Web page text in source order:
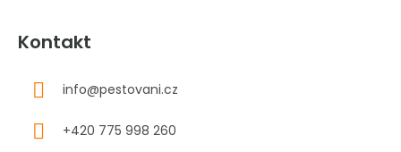
Kontakt
info@pestovani.cz
+420 775 998 260